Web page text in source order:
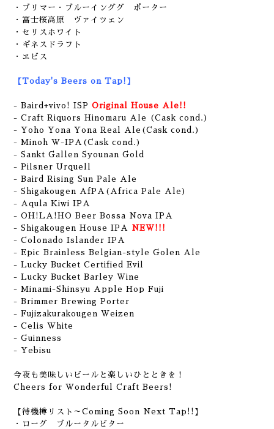
・ブリマー・ブルーインググ ポーター
・富士桜高原 ヴァイツェン
・セリスホワイト
・ギネスドラフト
・ヱビス
【Today's Beers on Tap!】
- Baird+vivo! ISP Original House Ale!!
- Craft Riquors Hinomaru Ale (Cask cond.)
- Yoho Yona Yona Real Ale(Cask cond.)
- Minoh W-IPA(Cask cond.)
- Sankt Gallen Syounan Gold
- Pilsner Urquell
- Baird Rising Sun Pale Ale
- Shigakougen AfPA(Africa Pale Ale)
- Aqula Kiwi IPA
- OH!LA!HO Beer Bossa Nova IPA
- Shigakougen House IPA
NEW!!!
- Colonado Islander IPA
- Epic Brainless Belgian-style Golen Ale
- Lucky Bucket Certified Evil
- Lucky Bucket Barley Wine
- Minami-Shinsyu Apple Hop Fuji
- Brimmer Brewing Porter
- Fujizakurakougen Weizen
- Celis White
- Guinness
- Yebisu
今夜も美味しいビールと楽しいひとときを！
Cheers for Wonderful Craft Beers!
【待機樽リスト～Coming Soon Next Tap!!】
・ローグ ブルータルビター